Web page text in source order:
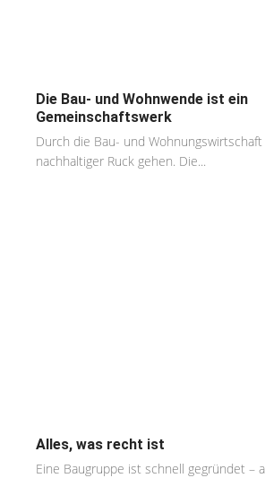
Die Bau- und Wohnwende ist ein
Gemeinschaftswerk
Durch die Bau- und
nachhaltiger Ruck gehen. Die...
Alles, was recht ist
Eine Baugruppe ist schnell gegründet –